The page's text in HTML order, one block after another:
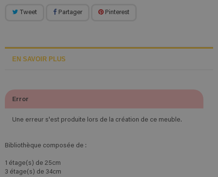
Tweet Partager Pinterest
EN SAVOIR PLUS
Error
Une erreur s'est produite lors de la création de ce meuble.
Bibliothèque composée de :
1 étage(s) de 25cm
3 étage(s) de 34cm